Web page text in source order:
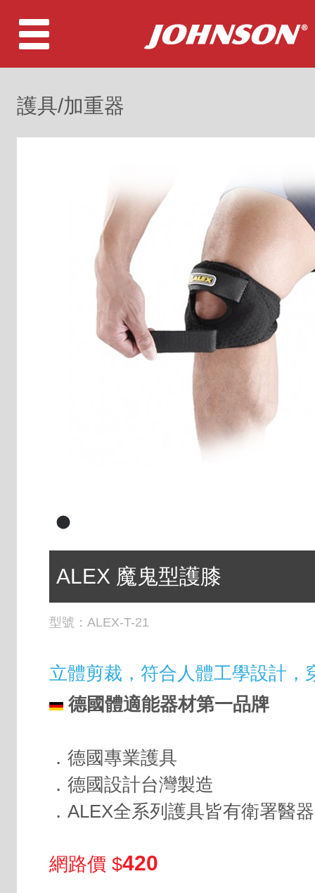
護具/加重器
ALEX 魔鬼型護膝
型號： ALEX-T-21
立體剪裁，符合人體工學設計，
德國體適能器材第一品牌
．德國專業護具
．德國設計台灣製造
．ALEX全系列護具皆有衛署醫
網路價 $420